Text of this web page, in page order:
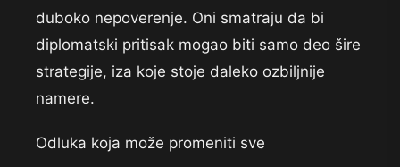
duboko nepoverenje. Oni smatraju da bi
diplomatski pritisak mogao biti samo deo šire
strategije, iza koje stoje daleko ozbiljnije
namere.
Odluka koja može promeniti sve